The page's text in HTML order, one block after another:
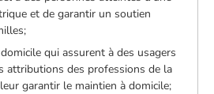
et de garantir un soutien
qui assurent à des usagers
attributions des professions de la
garantir le maintien à domicile;